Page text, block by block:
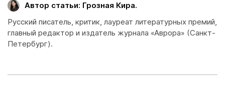
Автор статьи: Грозная Кира.
Русский писатель, критик, лауреат литературных премий,
главный редактор и издатель журнала «Аврора» (Санкт-
Петербург).